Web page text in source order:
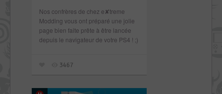
Nos confrères de chez e✘treme
Modding vous ont préparé une jolie
page bien faite prête à être lancée
depuis le navigateur de votre PS4 ! ;)
3467